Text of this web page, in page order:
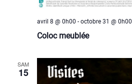
Coloc meublée
avril 8 @ 0h00 - octobre 31 @ 0h00
SAM
15